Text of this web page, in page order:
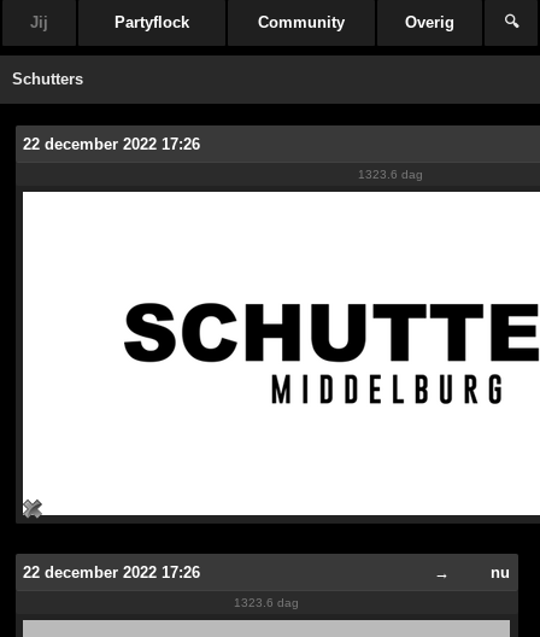
Jij Partyflock Community Overig 🔍
Schutters
22 december 2022 17:26
1323.6 dag
22 december 2022 17:26 → nu
1323.6 dag